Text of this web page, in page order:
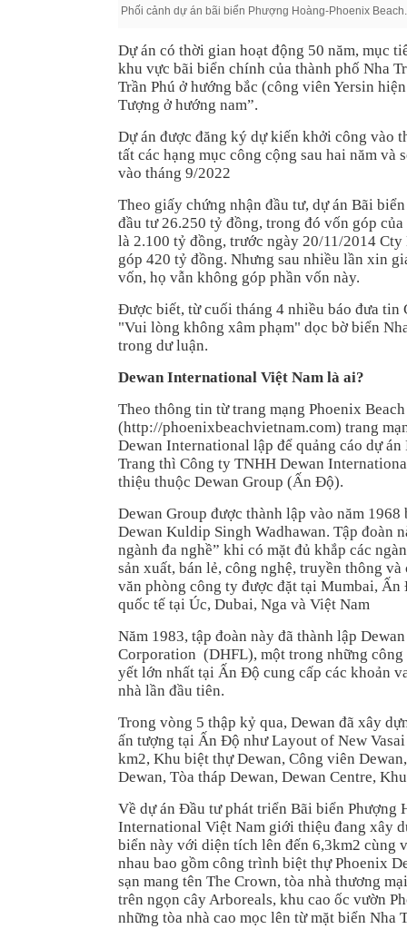
Phối cảnh dự án bãi biển Phượng Hoàng-Phoenix
Dự án có thời gian hoạt động 50 năm, mục
khu vực bãi biển chính của thành phố Nha
Trần Phú ở hướng bắc (công viên Yersin
Tượng ở hướng nam”.
Dự án được đăng ký dự kiến khởi công vào
tất các hạng mục công cộng sau hai năm và
vào tháng 9/2022
Theo giấy chứng nhận đầu tư, dự án Bãi
đầu tư 26.250 tỷ đồng, trong đó vốn góp
là 2.100 tỷ đồng, trước ngày 20/11/2014
góp 420 tỷ đồng. Nhưng sau nhiều lần xin
vốn, họ vẫn không góp phần vốn này.
Được biết, từ cuối tháng 4 nhiều báo đưa tin
"Vui lòng không xâm phạm" dọc bờ biển
trong dư luận.
Dewan International Việt Nam là ai?
Theo thông tin từ trang mạng Phoenix
(http://phoenixbeachvietnam.com) trang
Dewan International lập để quảng cáo dự án
Trang thì Công ty TNHH Dewan
thiệu thuộc Dewan Group (Ấn Độ).
Dewan Group được thành lập vào năm
Dewan Kuldip Singh Wadhawan. Tập đoàn
ngành đa nghề” khi có mặt đủ khắp các
sản xuất, bán lẻ, công nghệ, truyền thông và
văn phòng công ty được đặt tại Mumbai, Ấn
quốc tế tại Úc, Dubai, Nga và Việt Nam
Năm 1983, tập đoàn này đã thành lập
Corporation (DHFL), một trong những
yết lớn nhất tại Ấn Độ cung cấp các khoản
nhà lần đầu tiên.
Trong vòng 5 thập kỷ qua, Dewan đã xây
ấn tượng tại Ấn Độ như Layout of New
km2, Khu biệt thự Dewan, Công viên
Dewan, Tòa tháp Dewan, Dewan Centre,
Về dự án Đầu tư phát triển Bãi biển Phượng
International Việt Nam giới thiệu đang xây
biển này với diện tích lên đến 6,3km2 cùng
nhau bao gồm công trình biệt thự Phoenix
sạn mang tên The Crown, tòa nhà thương
trên ngọn cây Arboreals, khu cao ốc vườn
những tòa nhà cao mọc lên từ mặt biển Nha